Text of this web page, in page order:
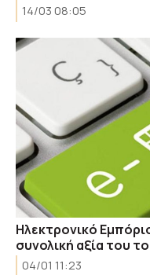
14/03 08:05
Ηλεκτρονικό
συνολική αξία του
04/01 11:23